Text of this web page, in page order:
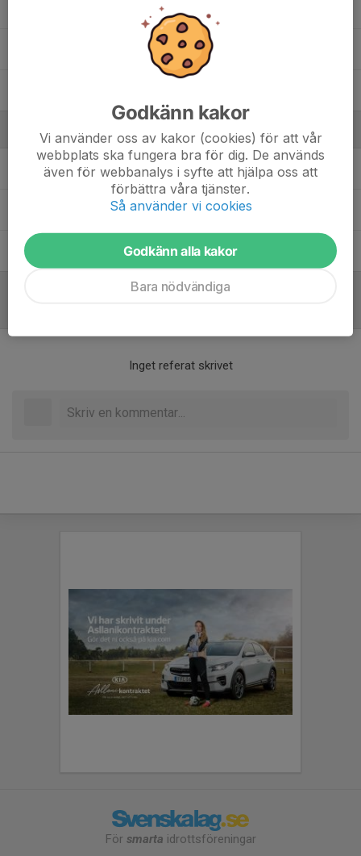
, Herrseniorer
, Herrseniorer
Ledare
Magnus PerssonHuvudtränare
Peter NorlanderAss.tränare
Fystränare
Inget referat skrivet
För smarta idrottsföreningar
Godkänn kakor
Vi använder oss av kakor (cookies) för att vår
webbplats ska fungera bra för dig. De används
även för webbanalys i syfte att hjälpa oss att
förbättra våra tjänster.
Så använder vi cookies
Godkänn alla kakor
Bara nödvändiga